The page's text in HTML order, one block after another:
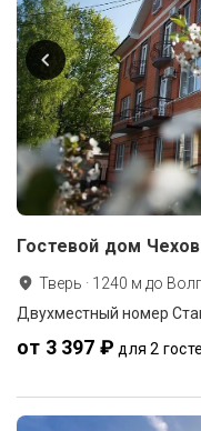
Гостевой дом Чехов
Тверь · 1240 м до
Двухместный номер
от 3 397 ₽ для 2